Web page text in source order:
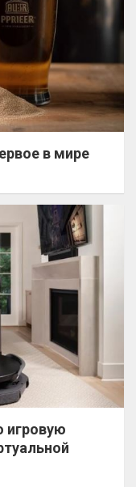
в мире
игровую